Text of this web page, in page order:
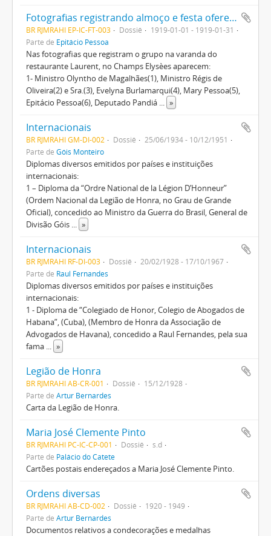
Fotografias registrando almoço e festa oferecidos pela colônia brasileira em Paris ao então Senador Epitácio Pessoa - presidente da Comissão brasileira na Conferência da Paz - delegação e família
BR RJMRAHI EP-IC-FT-003 Dossiê
1919-01-01 - 1919-01-31
Parte de Epitácio Pessoa
Nas fotografias que registram o grupo na varanda do
restaurante Laurent, no Champs Elysèes aparecem:
1- Ministro Olyntho de Magalhães(1), Ministro Régis de
Oliveira(2) e Sra.(3), Evelyna Burlamarqui(4), Mary Pessoa(5),
Epitácio Pessoa(6), Deputado Pandiá ... »
Internacionais
BR RJMRAHI GM-DI-002 Dossiê
25/06/1934 - 10/12/1951
Parte de Góis Monteiro
Diplomas diversos emitidos por países e instituições
internacionais:
1 – Diploma da “Ordre National de la Légion D’Honneur”
(Ordem Nacional da Legião de Honra, no Grau de Grande
Oficial), concedido ao Ministro da Guerra do Brasil, General de
Divisão Góis ... »
Internacionais
BR RJMRAHI RF-DI-003 Dossiê
20/02/1928 - 17/10/1967
Parte de Raul Fernandes
Diplomas diversos emitidos por países e instituições
internacionais:
1 - Diploma de “Colegiado de Honor, Colegio de Abogados de
Habana”, (Cuba), (Membro de Honra da Associação de
Advogados de Havana), concedido a Raul Fernandes, pela sua
fama ... »
Legião de Honra
BR RJMRAHI AB-CR-001 Dossiê
15/12/1928
Parte de Artur Bernardes
Carta da Legião de Honra.
Maria José Clemente Pinto
BR RJMRAHI PC-IC-CP-001 Dossiê
s.d
Parte de Palácio do Catete
Cartões postais endereçados a Maria José Clemente Pinto.
Ordens diversas
BR RJMRAHI AB-CD-002 Dossiê
1920 - 1949
Parte de Artur Bernardes
Documentos relativos a condecorações e medalhas